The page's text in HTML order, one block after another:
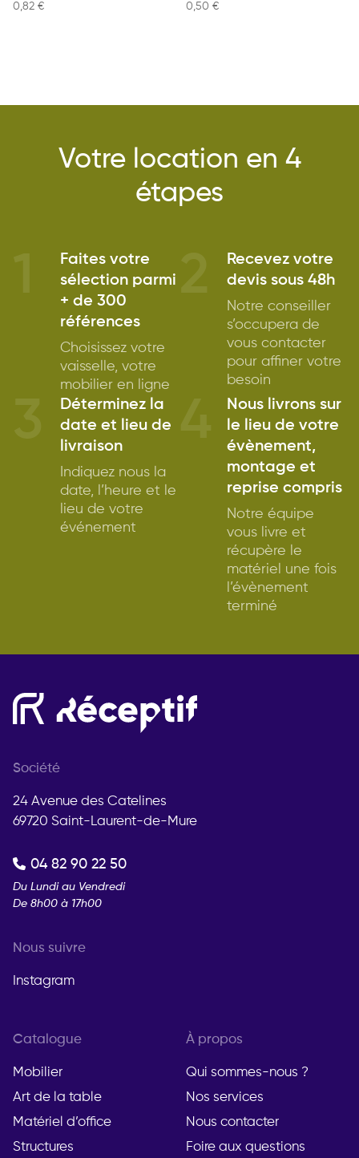
0,82 € 0,50 €
Votre location en 4
étapes
Faites votre
sélection parmi
+ de 300
références
Choisissez votre
vaisselle, votre
mobilier en ligne
Recevez votre
devis sous 48h
Notre conseiller
s’occupera de
vous contacter
pour affiner votre
besoin
Déterminez la
date et lieu de
livraison
Indiquez nous la
date, l’heure et le
lieu de votre
événement
Nous livrons sur
le lieu de votre
évènement,
montage et
reprise compris
Notre équipe
vous livre et
récupère le
matériel une fois
l’évènement
terminé
Société
24 Avenue des Catelines
69720 Saint-Laurent-de-Mure
04 82 90 22 50
Du Lundi au Vendredi
De 8h00 à 17h00
Nous suivre
Instagram
Catalogue
Mobilier
Art de la table
Matériel d’office
Structures
À propos
Qui sommes-nous ?
Nos services
Nous contacter
Foire aux questions